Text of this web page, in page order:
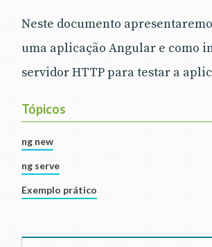
Neste documento
uma aplicação Angular e como
servidor HTTP para testar a
Tópicos
ng new
ng serve
Exemplo prático